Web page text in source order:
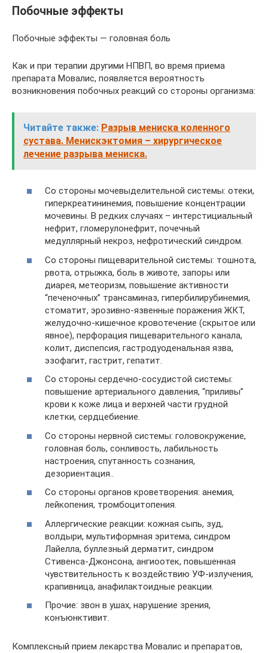
Побочные эффекты
Побочные эффекты — головная боль
Как и при терапии другими НПВП, во время приема
препарата Мовалис, появляется вероятность
возникновения побочных реакций со стороны организма:
Читайте также: Разрыв мениска коленного
сустава. Менискэктомия – хирургическое
лечение разрыва мениска.
Со стороны мочевыделительной системы: отеки,
гиперкреатининемия, повышение концентрации
мочевины. В редких случаях – интерстициальный
нефрит, гломерулонефрит, почечный
медуллярный некроз, нефротический синдром.
Со стороны пищеварительной системы: тошнота,
рвота, отрыжка, боль в животе, запоры или
диарея, метеоризм, повышение активности
“печеночных” трансаминаз, гипербилирубинемия,
стоматит, эрозивно-язвенные поражения ЖКТ,
желудочно-кишечное кровотечение (скрытое или
явное), перфорация пищеварительного канала,
колит, диспепсия, гастродуоденальная язва,
эзофагит, гастрит, гепатит.
Со стороны сердечно-сосудистой системы:
повышение артериального давления, “приливы”
крови к коже лица и верхней части грудной
клетки, сердцебиение.
Со стороны нервной системы: головокружение,
головная боль, сонливость, лабильность
настроения, спутанность сознания,
дезориентация..
Со стороны органов кроветворения: анемия,
лейкопения, тромбоцитопения.
Аллергические реакции: кожная сыпь, зуд,
волдыри, мультиформная эритема, синдром
Лайелла, буллезный дерматит, синдром
Стивенса-Джонсона, ангиоотек, повышенная
чувствительность к воздействию УФ-излучения,
крапивница, анафилактоидные реакции.
Прочие: звон в ушах, нарушение зрения,
конъюнктивит.
Комплексный прием лекарства Мовалис и препаратов,